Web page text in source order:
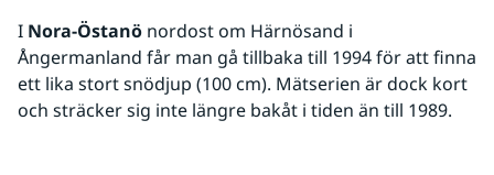
I Nora-Östanö nordost om Härnösand i
Ångermanland får man gå tillbaka till 1994 för att finna
ett lika stort snödjup (100 cm). Mätserien är dock kort
och sträcker sig inte längre bakåt i tiden än till 1989.